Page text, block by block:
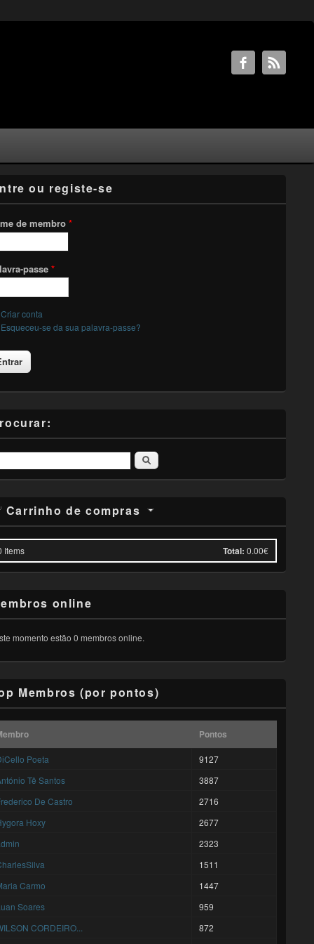
ou registe-se
de membro *
passe *
Criar conta
Esqueceu-se da sua palavra-passe?
Pesquisar
Carrinho de compras
Items Total: 0.00€
online
momento estão 0 membros online.
Membros (por pontos)
Pontos
Poeta
9127
Tê Santos
3887
De Castro
2716
Hoxy
2677
2323
1511
Carmo
1447
Soares
959
CORDEIRO...
872